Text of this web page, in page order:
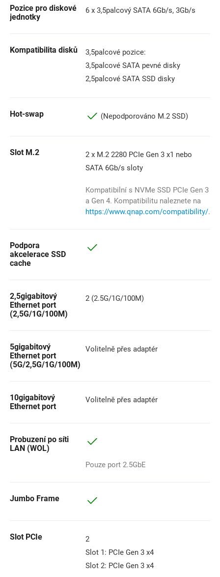
Pozice pro diskové
jednotky
6 x 3,5palcový SATA 6Gb/s, 3Gb/s
Kompatibilita disků
3,5palcové pozice:
3,5palcové SATA pevné disky
2,5palcové SATA SSD disky
Hot-swap (Nepodporováno M.2 SSD)
Slot M.2
2 x M.2 2280 PCIe Gen 3 x1 nebo
SATA 6Gb/s sloty
Kompatibilní s NVMe SSD PCIe Gen 3
a Gen 4. Kompatibilitu naleznete na
https://www.qnap.com/compatibility/.
Podpora
akcelerace SSD
cache
2,5gigabitový
Ethernet port
(2,5G/1G/100M)
2 (2.5G/1G/100M)
5gigabitový
Ethernet port
(5G/2,5G/1G/100M)
Volitelně přes adaptér
10gigabitový
Ethernet port
Volitelně přes adaptér
Probuzení po síti
LAN (WOL)
Pouze port 2.5GbE
Jumbo Frame
Slot PCIe
2
Slot 1: PCIe Gen 3 x4
Slot 2: PCIe Gen 3 x4